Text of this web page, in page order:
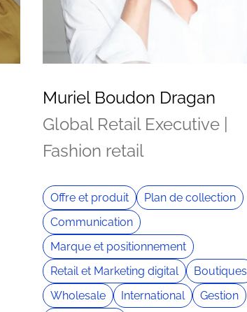
Muriel Boudon Dragan
Global Retail Executive |
Fashion retail
Offre et produit
Plan de collection
Communication
Marque et positionnement
Retail et Marketing digital
Boutiques
Wholesale
International
Gestion